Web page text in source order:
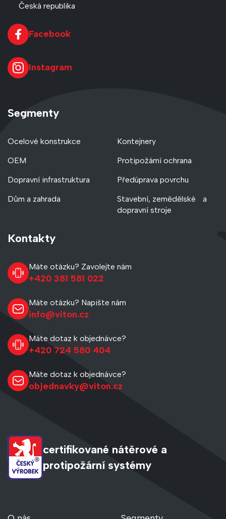
Česká republika
Facebook
Instagram
Segmenty
Ocelové konstrukce
Kontejnery
OEM
Protipožární ochrana
Dopravní infrastruktura
Předúprava povrchu
Dům a zahrada
Stavební, zemědělské a
dopravní stroje
Kontakty
Máte otázku? Zavolejte nám
+420 381 581 022
Máte otázku? Napište nám
info@viton.cz
Máte dotaz k objednávce?
+420 724 580 404
Máte dotaz k objednávce?
objednavky@viton.cz
certifikované nátěrové a
protipožární systémy